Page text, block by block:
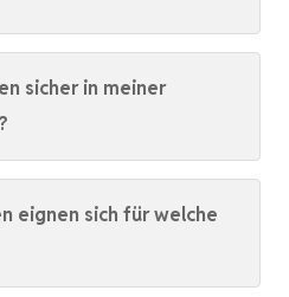
sicher in meiner
eignen sich für welche